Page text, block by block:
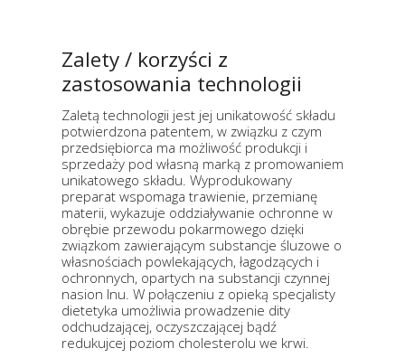
Zalety / korzyści z
zastosowania technologii
Zaletą technologii jest jej unikatowość składu
potwierdzona patentem, w związku z czym
przedsiębiorca ma możliwość produkcji i
sprzedaży pod własną marką z promowaniem
unikatowego składu. Wyprodukowany
preparat wspomaga trawienie, przemianę
materii, wykazuje oddziaływanie ochronne w
obrębie przewodu pokarmowego dzięki
związkom zawierającym substancje śluzowe o
własnościach powlekających, łagodzących i
ochronnych, opartych na substancji czynnej
nasion lnu. W połączeniu z opieką specjalisty
dietetyka umożliwia prowadzenie dity
odchudzającej, oczyszczającej bądź
redukujcej poziom cholesterolu we krwi.